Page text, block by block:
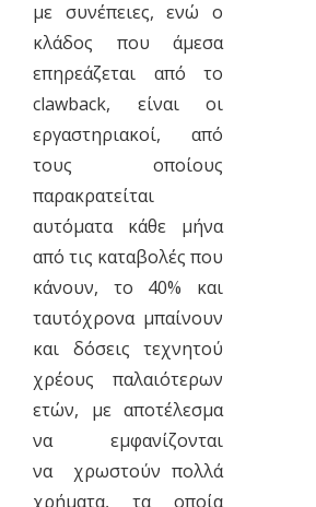
με συνέπειες, ενώ ο
κλάδος που άμεσα
επηρεάζεται από το
clawback, είναι οι
εργαστηριακοί, από
τους οποίους
παρακρατείται
αυτόματα κάθε μήνα
από τις καταβολές που
κάνουν, το 40% και
ταυτόχρονα μπαίνουν
και δόσεις τεχνητού
χρέους παλαιότερων
ετών, με αποτέλεσμα
να εμφανίζονται
να χρωστούν πολλά
χρήματα, τα οποία